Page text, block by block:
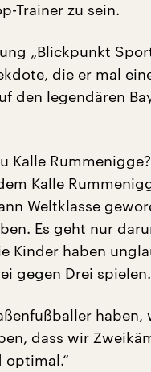
Trainer zu sein.
„Blickpunkt
die er mal
den legendären
Kalle
Kalle
Weltklasse
Es geht nur
Kinder haben
gegen Drei spielen.
dass wir
optimal.“